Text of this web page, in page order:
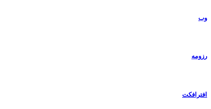
وب
رزومه
افترافکت